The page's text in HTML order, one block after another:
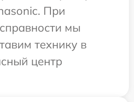
При
мы
технику в
центр